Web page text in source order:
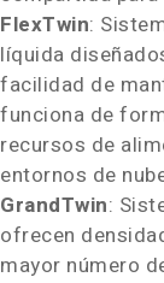
FlexTwin:
líquida
facilidad de
funciona de
recursos de
entornos de
GrandTwin:
ofrecen
mayor número